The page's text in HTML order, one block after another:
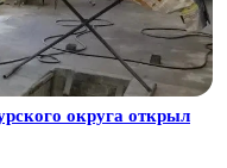
округа открыл